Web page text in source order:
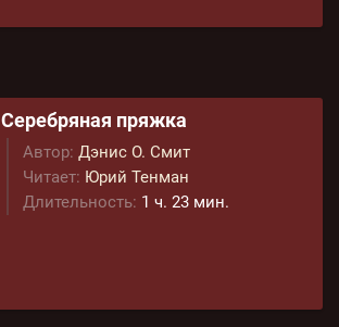
Серебряная пряжка
Автор: Дэнис О. Смит
Читает: Юрий Тенман
Длительность: 1 ч. 23 мин.